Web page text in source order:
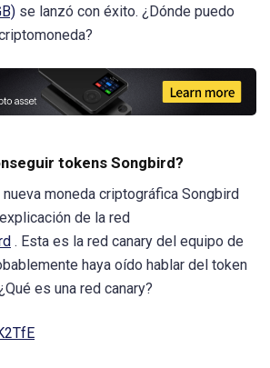
se lanzó con éxito. ¿Dónde puedo
tokens Songbird?
moneda criptográfica Songbird
de la red
. Esta es la red canary del equipo de
haya oído hablar del token
es una red canary?